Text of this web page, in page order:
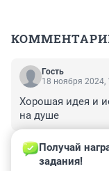
Гость
18 ноября 2024,
Хорошая идея и
на душе
Гость
Получай
задания!